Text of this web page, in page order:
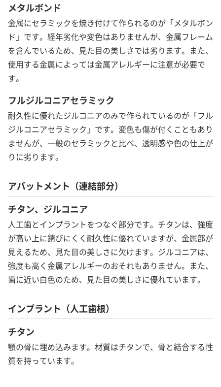
メタルボンド
金属にセラミックを焼き付けて作られるのが「メタルボン
ド」です。経年劣化や変色はありませんが、金属フレーム
を含んでいるため、見た目の美しさでは劣ります。また、
使用する金属によっては金属アレルギーに注意が必要で
す。
フルジルコニアセラミック
耐久性に優れたジルコニアのみで作られているのが「フル
ジルコニアセラミック」です。変色も傷が付くこともあり
ませんが、一般のセラミックと比べ、透明感や色の仕上が
りに劣ります。
アバットメント（連結部分）
チタン、ジルコニア
人工歯とインプラントをつなぐ部分です。チタンは、強度
が高い上に錆びにくく耐久性に優れていますが、金属部が
見えるため、見た目の美しさに欠けます。ジルコニアは、
強度も高く金属アレルギーのおそれもありません。また、
歯に近い白色のため、見た目の美しさに優れています。
インプラント（人工歯根）
チタン
顎の骨に埋め込みます。材質はチタンで、骨と結合する性
質を持っています。